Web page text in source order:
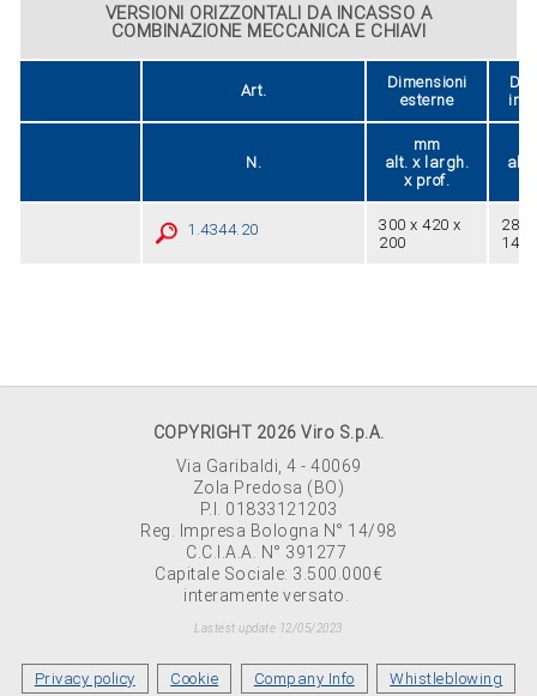
VERSIONI ORIZZONTALI DA INCASSO A
COMBINAZIONE MECCANICA E CHIAVI
Art.
Dimensioni
esterne
N.
mm
alt. x largh.
x prof.
alt.
1.4344.20
300 x 420 x
200
282
148
COPYRIGHT 2026 Viro S.p.A.
Via Garibaldi, 4 - 40069
Zola Predosa (BO)
P.I. 01833121203
Reg. Impresa Bologna N° 14/98
C.C.I.A.A. N° 391277
Capitale Sociale: 3.500.000€
interamente versato.
Lastest update 12/05/2023
Privacy policy Cookie Company Info Whistleblowing